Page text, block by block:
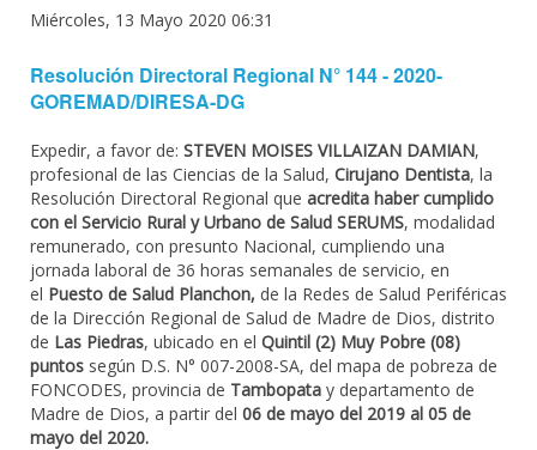
Miércoles, 13 Mayo 2020 06:31
Resolución Directoral Regional N° 144 - 2020-
GOREMAD/DIRESA-DG
Expedir, a favor de: STEVEN MOISES VILLAIZAN DAMIAN,
profesional de las Ciencias de la Salud, Cirujano Dentista, la
Resolución Directoral Regional que acredita haber cumplido
con el Servicio Rural y Urbano de Salud SERUMS, modalidad
remunerado, con presunto Nacional, cumpliendo una
jornada laboral de 36 horas semanales de servicio, en
el Puesto de Salud Planchon, de la Redes de Salud Periféricas
de la Dirección Regional de Salud de Madre de Dios, distrito
de Las Piedras, ubicado en el Quintil (2) Muy Pobre (08)
puntos según D.S. N° 007-2008-SA, del mapa de pobreza de
FONCODES, provincia de Tambopata y departamento de
Madre de Dios, a partir del 06 de mayo del 2019 al 05 de
mayo del 2020.